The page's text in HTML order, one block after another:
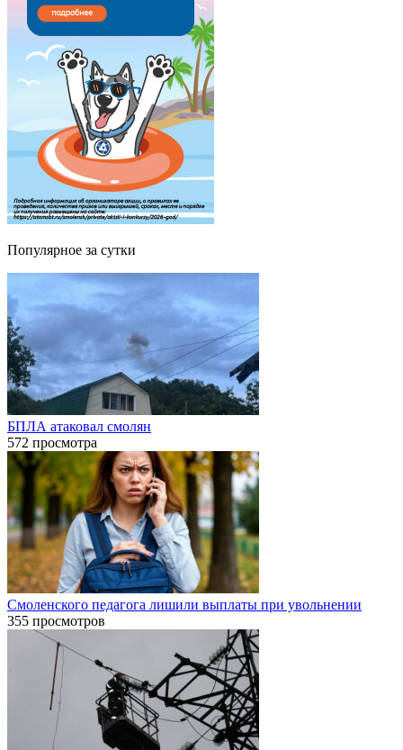
Популярное за сутки
БПЛА атаковал смолян
572 просмотра
Смоленского педагога лишили выплаты при увольнении
355 просмотров